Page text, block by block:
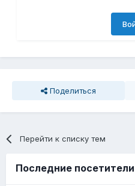
Поделиться
Перейти к списку тем
Последние посетители